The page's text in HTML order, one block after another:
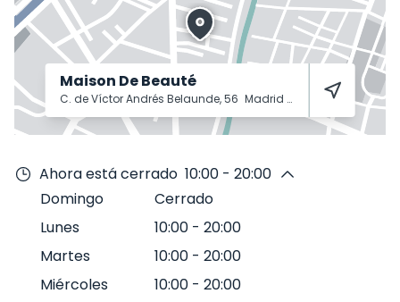
Maison De Beauté
C. de Víctor Andrés Belaunde, 56 Madrid 28016
Ahora está cerrado 10:00 - 20:00
Domingo
Cerrado
Lunes
10:00 - 20:00
Martes
10:00 - 20:00
Miércoles
10:00 - 20:00